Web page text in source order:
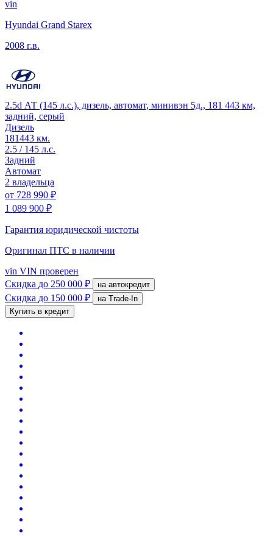
vin
Hyundai Grand Starex
2008 г.в.
2.5d АТ (145 л.с.), дизель, автомат, минивэн 5д., 181 443 км,
задний, серый
Дизель
181443 км.
2.5 / 145 л.с.
Задний
Автомат
2 владельца
от 728 990 ₽
1 089 900 ₽
Гарантия юридической чистоты
Оригинал ПТС в наличии
vin VIN проверен
Скидка до 250 000 ₽ на автокредит
Скидка до 150 000 ₽
на Trade-In
Купить в кредит